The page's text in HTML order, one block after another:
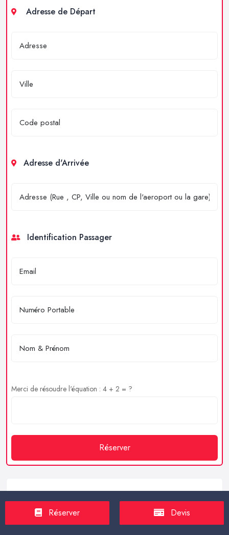
Adresse de Départ
Adresse d'Arrivée
Identification Passager
Merci de résoudre l'équation : 4 + 2 = ?
Réserver
Service client
https://proxilive.fr
Réserver Devis